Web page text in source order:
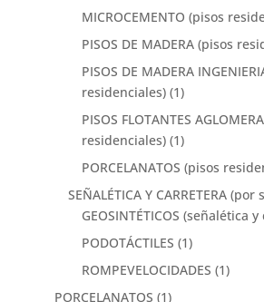
MICROCEMENTO (pisos
PISOS DE MADERA (pisos
PISOS DE MADERA
residenciales) (1)
PISOS FLOTANTES
residenciales) (1)
PORCELANATOS (pisos
SEÑALÉTICA Y CARRETERA
GEOSINTÉTICOS (señalética
PODOTÁCTILES (1)
ROMPEVELOCIDADES (1)
PORCELANATOS (1)